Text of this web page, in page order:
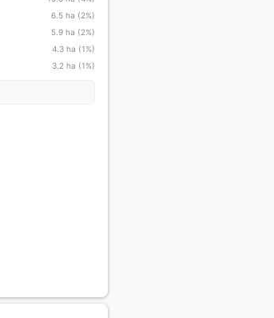
6.5 ha (2%)
5.9 ha (2%)
4.3 ha (1%)
3.2 ha (1%)